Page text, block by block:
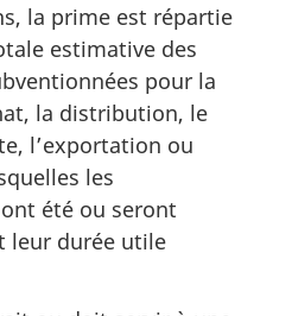
la prime est répartie
estimative des
pour la
la distribution, le
l’exportation ou
les
été ou seront
leur durée utile